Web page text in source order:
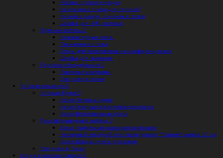
Наборы столов «гнездо»
Консольные столы для гостиной
Книжные шкафы и книжные полки
Шкафы для Hi-Fi системы
Офисная мебель
Компьютерные столы
Письменные столы
Столы для переговорных и конференц-залов
Шкафы для хранения
Торговое оборудование
Прилавки и витрины
Стеллажи и полки
Готовые решения
Готовые Кухни
Копия Угловые кухни
Копия Элитные кухни премиум класса
Копия Встраиваемые кухни
Трансформируемая мебель
Доска гладильная навесная настенная
Настенный откидной стол трансформер "Торвин" книжка 51 см
Копия Шкафы-купе в прихожую
Стеллажи и Полки
Услуги и комплектующие